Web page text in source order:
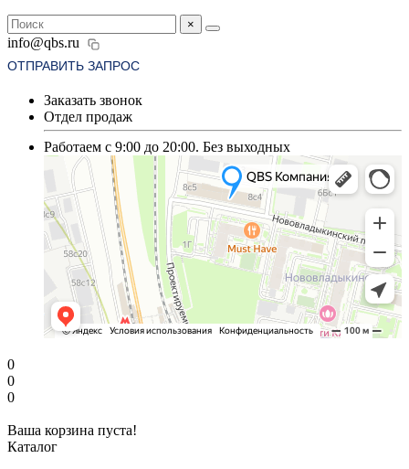
×
info@qbs.ru
ОТПРАВИТЬ ЗАПРОС
Заказать звонок
Отдел продаж
Работаем с 9:00 до 20:00. Без выходных
0
0
0
Ваша корзина пуста!
Каталог